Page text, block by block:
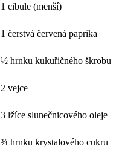
1 cibule (menší)
1 čerstvá červená paprika
½ hrnku kukuřičného škrobu
2 vejce
3 lžíce slunečnicového oleje
¾ hrnku krystalového cukru